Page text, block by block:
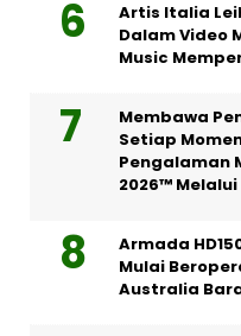
Artis Italia
Dalam Video
Music
Membawa
Setiap
Pengalaman
2026™
Armada
Mulai
Australia